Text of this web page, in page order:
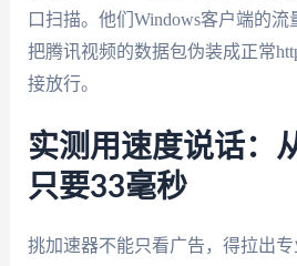
口扫描。他们Windows客户端的
把腾讯视频的数据包伪装成正常
接放行。
实测用速度说话：
只要33毫秒
挑加速器不能只看广告，得拉出